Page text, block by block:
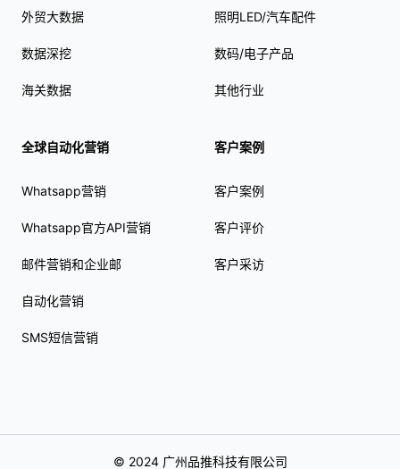
外贸大数据
数据深挖
海关数据
全球自动化营销
Whatsapp营销
Whatsapp官方API营销
邮件营销和企业邮
自动化营销
SMS短信营销
照明LED/汽车配件
数码/电子产品
其他行业
客户案例
客户案例
客户评价
客户采访
© 2024 广州品推科技有限公司